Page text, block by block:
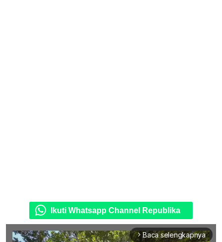
Ikuti Whatsapp Channel Republika
arrow_forward_ios Baca selengkapnya